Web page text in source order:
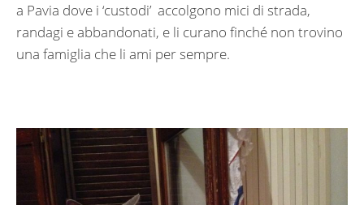
a Pavia dove i ‘custodi’ accolgono mici di strada,
randagi e abbandonati, e li curano finché non trovino
una famiglia che li ami per sempre.